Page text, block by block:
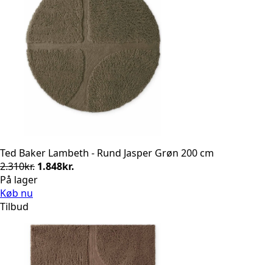
Ted Baker Lambeth - Rund Jasper Grøn 200 cm
2.310kr. Den
oprindelige
1.848kr.
På lager
Køb nu
Tilbud